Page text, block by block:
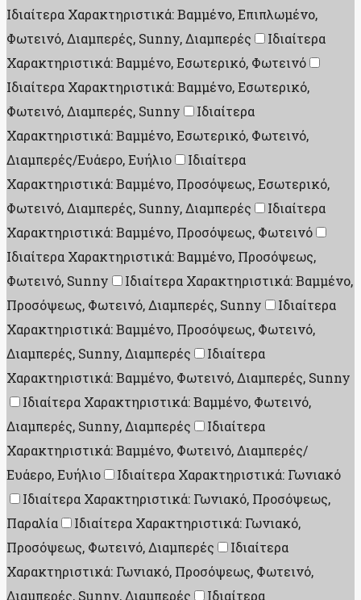
Ιδιαίτερα Χαρακτηριστικά: Βαμμένο, Επιπλωμένο,
Φωτεινό, Διαμπερές, Sunny, Διαμπερές
Ιδιαίτερα
Χαρακτηριστικά: Βαμμένο, Εσωτερικό, Φωτεινό
Ιδιαίτερα Χαρακτηριστικά: Βαμμένο, Εσωτερικό,
Φωτεινό, Διαμπερές, Sunny
Ιδιαίτερα
Χαρακτηριστικά: Βαμμένο, Εσωτερικό, Φωτεινό,
Διαμπερές/Ευάερο, Ευήλιο
Ιδιαίτερα
Χαρακτηριστικά: Βαμμένο, Προσόψεως, Εσωτερικό,
Φωτεινό, Διαμπερές, Sunny, Διαμπερές
Ιδιαίτερα
Χαρακτηριστικά: Βαμμένο, Προσόψεως, Φωτεινό
Ιδιαίτερα Χαρακτηριστικά: Βαμμένο, Προσόψεως,
Φωτεινό, Sunny
Ιδιαίτερα Χαρακτηριστικά: Βαμμένο,
Προσόψεως, Φωτεινό, Διαμπερές, Sunny
Ιδιαίτερα
Χαρακτηριστικά: Βαμμένο, Προσόψεως, Φωτεινό,
Διαμπερές, Sunny, Διαμπερές
Ιδιαίτερα
Χαρακτηριστικά: Βαμμένο, Φωτεινό, Διαμπερές, Sunny
Ιδιαίτερα Χαρακτηριστικά: Βαμμένο, Φωτεινό,
Διαμπερές, Sunny, Διαμπερές
Ιδιαίτερα
Χαρακτηριστικά: Βαμμένο, Φωτεινό, Διαμπερές/
Ευάερο, Ευήλιο
Ιδιαίτερα Χαρακτηριστικά: Γωνιακό
Ιδιαίτερα Χαρακτηριστικά: Γωνιακό, Προσόψεως,
Παραλία
Ιδιαίτερα Χαρακτηριστικά: Γωνιακό,
Προσόψεως, Φωτεινό, Διαμπερές
Ιδιαίτερα
Χαρακτηριστικά: Γωνιακό, Προσόψεως, Φωτεινό,
Διαμπερές, Sunny, Διαμπερές
Ιδιαίτερα